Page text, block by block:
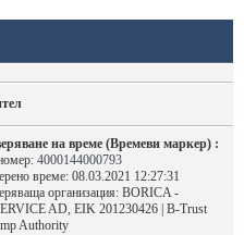
на време (Времеви маркер) :
4000144000793
време: 08.03.2021 12:27:31
организация: BORICA -
AD, EIK 201230426 | B-Trust
Authority